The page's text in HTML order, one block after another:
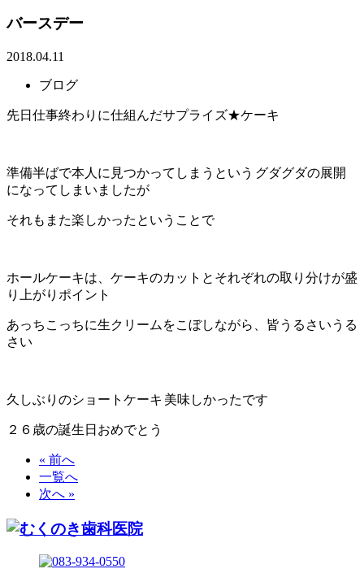
バースデー
2018.04.11
ブログ
先日仕事終わりに仕組んだサプライズ★ケーキ
準備半ばで本人に見つかってしまうという グダグダの展開
になってしまいましたが
それもまた楽しかったということで
ホールケーキは、ケーキのカットとそれぞれの取り分けが盛
り上がりポイント
あっちこっちに生クリームをこぼしながら、皆うるさいうる
さい
久しぶりのショートケーキ 美味しかったです
２６歳の誕生日おめでとう
« 前へ
一覧へ
次へ »